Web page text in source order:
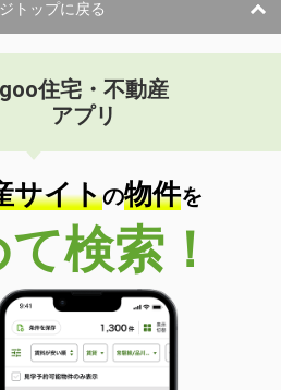
トップに戻る
goo住宅・不動産
アプリ
サイトの物件を
検索！